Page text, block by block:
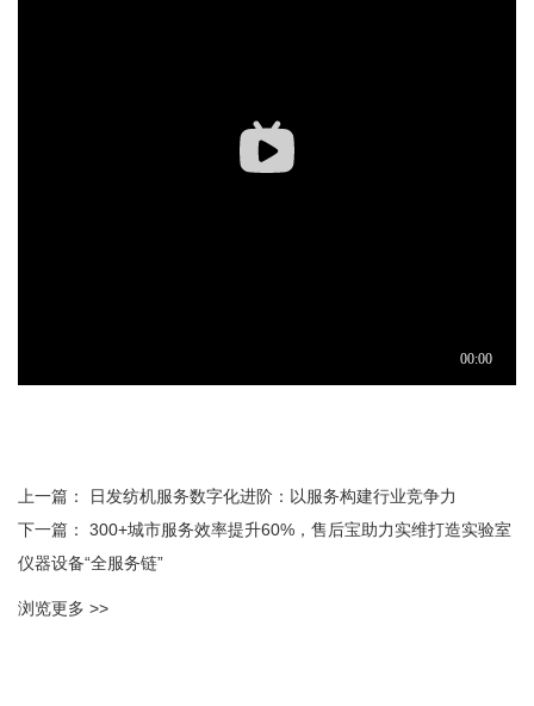
上一篇：
日发纺机服务数字化进阶：以服务构建行业竞争力
下一篇： 300+城市服务效率提升60%，售后宝助力实维打造实验室
仪器设备“全服务链”
浏览更多 >>